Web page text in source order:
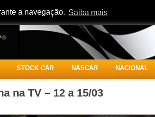
a navegação. Saiba mais
STOCK CAR NASCAR NACIONAL
na TV – 12 a 15/03